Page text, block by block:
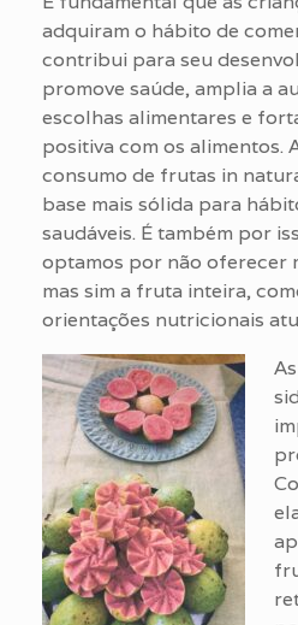
adquiram o hábito de
contribui para seu
promove saúde, amplia a
escolhas alimentares e
positiva com os alimentos.
consumo de frutas in
base mais sólida para
saudáveis. É também por
optamos por não oferecer
mas sim a fruta inteira,
orientações nutricionais